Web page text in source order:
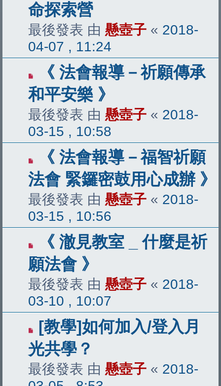
命探索營
最後發表 由 懸壺子 « 2018-
04-07 , 11:24
《 法會報導－祈願傳承
和平安樂 》
最後發表 由 懸壺子 « 2018-
03-15 , 10:58
《 法會報導－福智祈願
法會 緊鑼密鼓用心成辦 》
最後發表 由 懸壺子 « 2018-
03-15 , 10:56
《 澈見教室 _ 什麼是祈
願法會 》
最後發表 由 懸壺子 « 2018-
03-10 , 10:07
[教學]如何加入/登入月
光共學？
最後發表 由 懸壺子 « 2018-